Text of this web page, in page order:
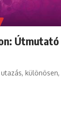
Útmutató
különösen,